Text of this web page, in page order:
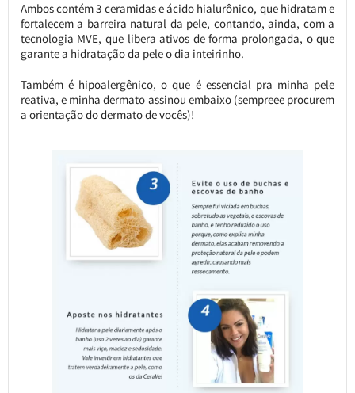
Ambos contém 3 ceramidas e ácido hialurônico, que hidratam e
fortalecem a barreira natural da pele, contando, ainda, com a
tecnologia MVE, que libera ativos de forma prolongada, o que
garante a hidratação da pele o dia inteirinho.
Também é hipoalergênico, o que é essencial pra minha pele
reativa, e minha dermato assinou embaixo (sempreee procurem
a orientação do dermato de vocês)!